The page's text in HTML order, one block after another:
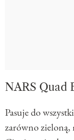
NARS Quad
Pasuje do
zarówno zieloną,